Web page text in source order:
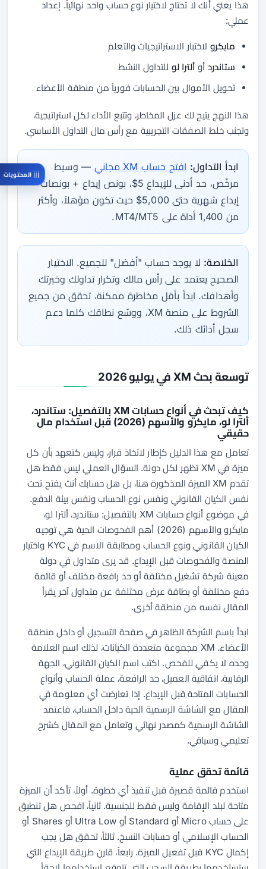
هذا يعني أنك لا تحتاج لاختيار نوع حساب واحد نهائياً. إعداد
عملي:
مايكرو لاختبار الاستراتيجيات والتعلم
ستاندرد أو ألترا لو للتداول النشط
تحويل الأموال بين الحسابات فورياً من منطقة الأعضاء
هذا النهج يتيح لك عزل المخاطر، وتتبع الأداء لكل استراتيجية،
وتجنب خلط الصفقات التجريبية مع رأس مال التداول الأساسي.
ابدأ التداول: افتح حساب XM مجاني
— وسيط
مرخّص، حد أدنى للإيداع 5$، بونص إيداع + بونصات
إيداع شهرية حتى 5,000$ حيث تكون مؤهلاً، وأكثر
من 1,400 أداة على MT4/MT5.
الخلاصة: لا يوجد حساب "أفضل" للجميع. الاختيار
الصحيح يعتمد على رأس مالك وتكرار تداولك وخبرتك
وأهدافك. ابدأ بأقل مخاطرة ممكنة، تحقق من جميع
الشروط على منصة XM، ووسّع نطاقك كلما دعم
سجل أدائك ذلك.
توسعة بحث XM في يوليو 2026
كيف تبحث في أنواع حسابات XM بالتفصيل: ستاندرد،
ألترا لو، مايكرو والأسهم (2026) قبل استخدام مال
حقيقي
تعامل مع هذا الدليل كإطار لاتخاذ قرار، وليس كتعهد بأن كل
ميزة في XM تظهر لكل دولة. السؤال العملي ليس فقط هل
تقدم XM الميزة المذكورة هنا، بل هل حسابك أنت يفتح تحت
نفس الكيان القانوني ونفس نوع الحساب ونفس بيئة الدفع.
في موضوع أنواع حسابات XM بالتفصيل: ستاندرد، ألترا لو،
مايكرو والأسهم (2026) أهم الفحوصات الحية هي توجيه
الكيان القانوني ونوع الحساب ومطابقة الاسم في KYC واختيار
المنصة والفحوصات قبل الإيداع. قد يرى متداول في دولة
معينة شركة تشغيل مختلفة أو حد رافعة مختلف أو قائمة
دفع مختلفة أو بطاقة عرض مختلفة عن متداول آخر يقرأ
المقال نفسه من منطقة أخرى.
ابدأ باسم الشركة الظاهر في صفحة التسجيل أو داخل منطقة
الأعضاء. XM مجموعة متعددة الكيانات، لذلك اسم العلامة
وحده لا يكفي للفحص. اكتب اسم الكيان القانوني، الجهة
الرقابية، اتفاقية العميل، حد الرافعة، عملة الحساب وأنواع
الحسابات المتاحة قبل الإيداع. إذا تعارضت أي معلومة في
المقال مع الشاشة الرسمية الحية داخل الحساب، فاعتمد
الشاشة الرسمية كمصدر نهائي وتعامل مع المقال كشرح
تعليمي وسياقي.
قائمة تحقق عملية
استخدم قائمة قصيرة قبل تنفيذ أي خطوة. أولاً، تأكد أن الميزة
متاحة لبلد الإقامة وليس فقط للجنسية. ثانياً، افحص هل تنطبق
على حساب Micro أو Standard أو Ultra Low أو Shares أو
الحساب الإسلامي أو حسابات النسخ. ثالثاً، تحقق هل يجب
إكمال KYC قبل تفعيل الميزة. رابعاً، قارن طريقة الإيداع التي
المحتويات